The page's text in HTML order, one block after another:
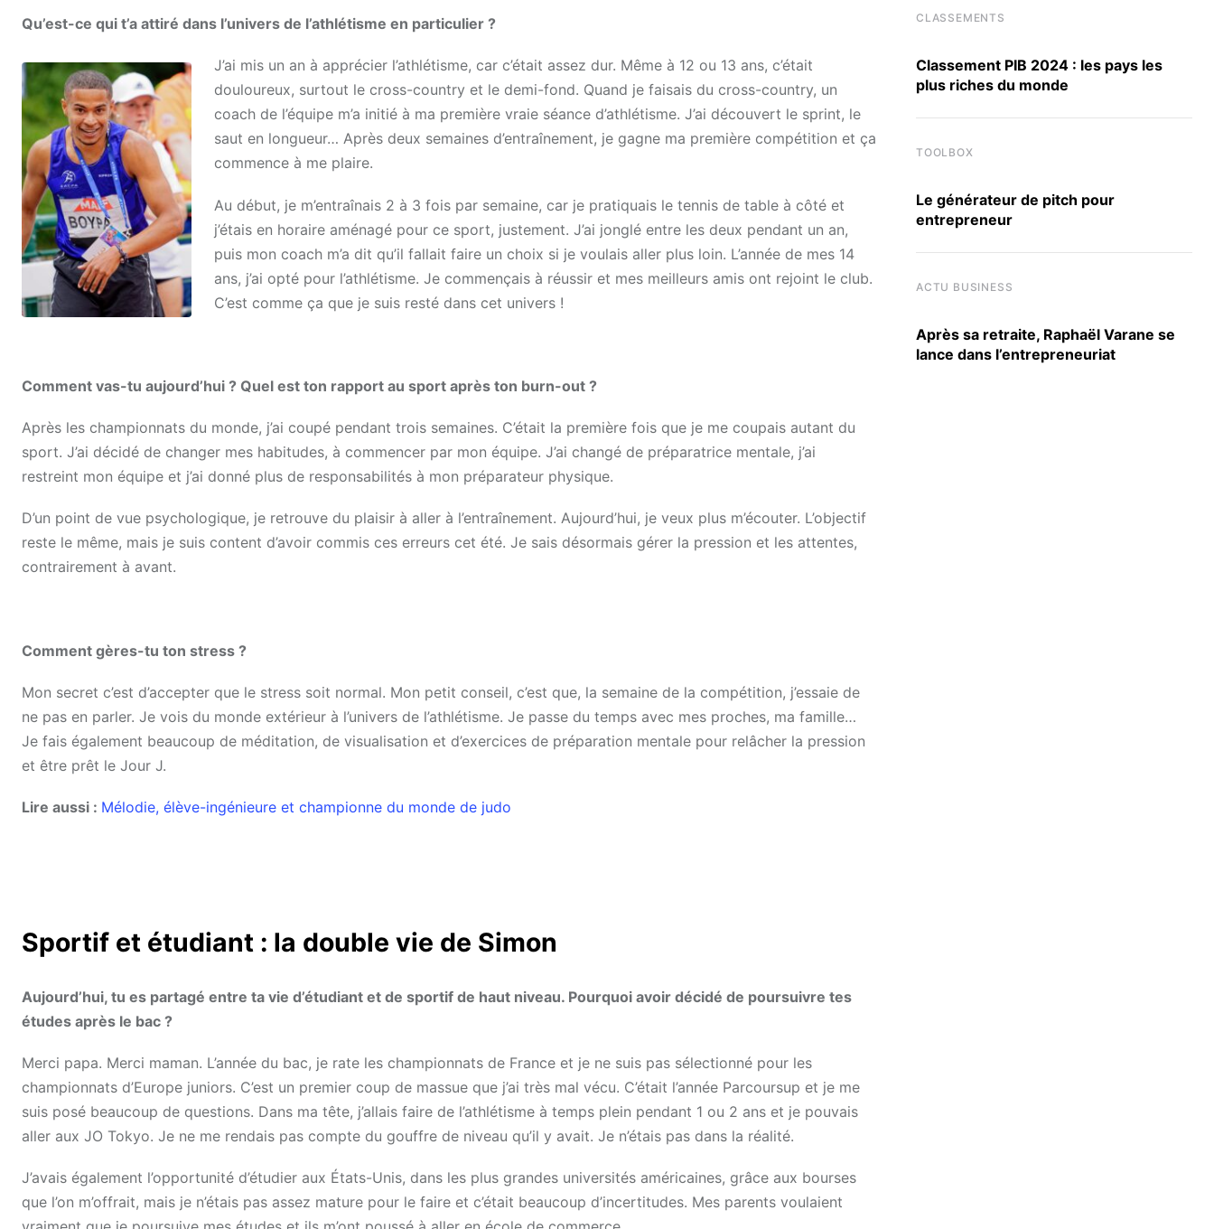
Qu’est-ce qui t’a attiré dans l’univers de l’athlétisme en particulier ?
J’ai mis un an à apprécier l’athlétisme, car c’était assez dur. Même à 12 ou 13 ans, c’était
douloureux, surtout le cross-country et le demi-fond. Quand je faisais du cross-country, un
coach de l’équipe m’a initié à ma première vraie séance d’athlétisme. J’ai découvert le sprint, le
saut en longueur… Après deux semaines d’entraînement, je gagne ma première compétition et ça
commence à me plaire.
Au début, je m’entraînais 2 à 3 fois par semaine, car je pratiquais le tennis de table à côté et
j’étais en horaire aménagé pour ce sport, justement. J’ai jonglé entre les deux pendant un an,
puis mon coach m’a dit qu’il fallait faire un choix si je voulais aller plus loin. L’année de mes 14
ans, j’ai opté pour l’athlétisme. Je commençais à réussir et mes meilleurs amis ont rejoint le club.
C’est comme ça que je suis resté dans cet univers !
Comment vas-tu aujourd’hui ? Quel est ton rapport au sport après ton burn-out ?
Après les championnats du monde, j’ai coupé pendant trois semaines. C’était la première fois que je me coupais autant du
sport. J’ai décidé de changer mes habitudes, à commencer par mon équipe. J’ai changé de préparatrice mentale, j’ai
restreint mon équipe et j’ai donné plus de responsabilités à mon préparateur physique.
D’un point de vue psychologique, je retrouve du plaisir à aller à l’entraînement. Aujourd’hui, je veux plus m’écouter. L’objectif
reste le même, mais je suis content d’avoir commis ces erreurs cet été. Je sais désormais gérer la pression et les attentes,
contrairement à avant.
Comment gères-tu ton stress ?
Mon secret c’est d’accepter que le stress soit normal. Mon petit conseil, c’est que, la semaine de la compétition, j’essaie de
ne pas en parler. Je vois du monde extérieur à l’univers de l’athlétisme. Je passe du temps avec mes proches, ma famille…
Je fais également beaucoup de méditation, de visualisation et d’exercices de préparation mentale pour relâcher la pression
et être prêt le Jour J.
Lire aussi : Mélodie, élève-ingénieure et championne du monde de judo
Sportif et étudiant : la double vie de Simon
Aujourd’hui, tu es partagé entre ta vie d’étudiant et de sportif de haut niveau. Pourquoi avoir décidé de poursuivre tes
études après le bac ?
Merci papa. Merci maman. L’année du bac, je rate les championnats de France et je ne suis pas sélectionné pour les
championnats d’Europe juniors. C’est un premier coup de massue que j’ai très mal vécu. C’était l’année Parcoursup et je me
suis posé beaucoup de questions. Dans ma tête, j’allais faire de l’athlétisme à temps plein pendant 1 ou 2 ans et je pouvais
aller aux JO Tokyo. Je ne me rendais pas compte du gouffre de niveau qu’il y avait. Je n’étais pas dans la réalité.
J’avais également l’opportunité d’étudier aux États-Unis, dans les plus grandes universités américaines, grâce aux bourses
que l’on m’offrait, mais je n’étais pas assez mature pour le faire et c’était beaucoup d’incertitudes. Mes parents voulaient
CLASSEMENTS
Classement PIB 2024 : les pays les
plus riches du monde
TOOLBOX
Le générateur de pitch pour
entrepreneur
ACTU BUSINESS
Après sa retraite, Raphaël Varane se
lance dans l’entrepreneuriat